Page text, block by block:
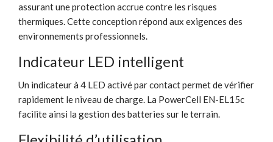
assurant une protection accrue contre les risques
thermiques. Cette conception répond aux exigences des
environnements professionnels.
Indicateur LED intelligent
Un indicateur à 4 LED activé par contact permet de vérifier
rapidement le niveau de charge. La PowerCell EN-EL15c
facilite ainsi la gestion des batteries sur le terrain.